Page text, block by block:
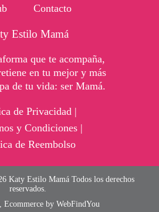
Contacto
Estilo Mamá
que te acompaña,
en tu mejor y más
de tu vida: ser Mamá.
de Privacidad |
y Condiciones |
de Reembolso
Katy Estilo Mamá Todos los derechos
reservados.
, Ecommerce by WebFindYou